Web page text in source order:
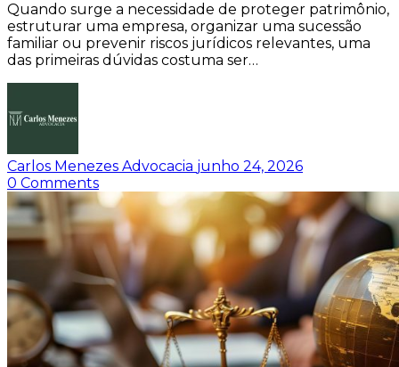
Quando surge a necessidade de proteger patrimônio,
estruturar uma empresa, organizar uma sucessão
familiar ou prevenir riscos jurídicos relevantes, uma
das primeiras dúvidas costuma ser…
Carlos Menezes Advocacia junho 24, 2026
0 Comments